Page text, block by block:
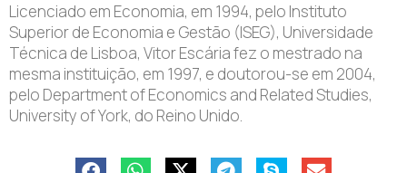
Licenciado em Economia, em 1994, pelo Instituto
Superior de Economia e Gestão (ISEG), Universidade
Técnica de Lisboa, Vitor Escária fez o mestrado na
mesma instituição, em 1997, e doutorou-se em 2004,
pelo Department of Economics and Related Studies,
University of York, do Reino Unido.